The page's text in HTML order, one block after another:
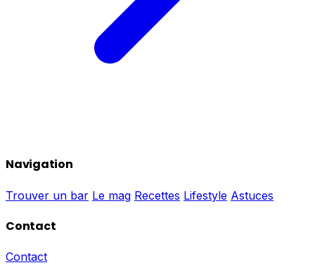
Navigation
Trouver un bar Le mag Recettes Lifestyle Astuces
Contact
Contact